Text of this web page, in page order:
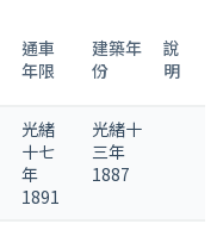
通車
年限
建築年
份
說
明
光緒
十七
年
1891
光緒十
三年
1887